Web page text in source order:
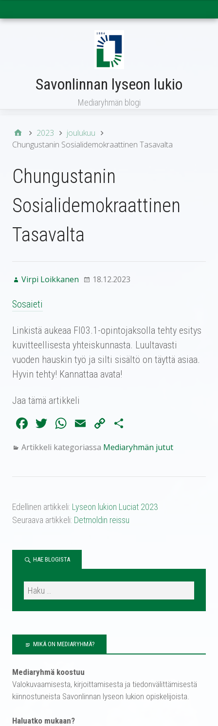
Savonlinnan lyseon lukio
Mediaryhmän blogi
2023
joulukuu
Chungustanin Sosialidemokraattinen Tasavalta
Chungustanin
Sosialidemokraattinen
Tasavalta
Virpi Loikkanen 18.12.2023
Sosaieti
Linkistä aukeaa FI03.1-opintojaksolla tehty esitys
kuvitteellisesta yhteiskunnasta. Luultavasti
vuoden hauskin työ ja silti sisältö on täyttä asiaa.
Hyvin tehty! Kannattaa avata!
Jaa tämä artikkeli
Fa
bo
T
tte
W
ts
E
ail
C
y
e
Artikkeli kategoriassa Mediaryhmän jutut
Edellinen artikkeli: Lyseon lukion Luciat 2023
Seuraava artikkeli: Detmoldin reissu
HAE BLOGISTA
MIKÄ ON MEDIARYHMÄ?
Mediaryhmä koostuu
Valokuvaamisesta, kirjoittamisesta ja tiedonvälittämisestä
kiinnostuneista Savonlinnan lyseon lukion opiskelijoista.
Haluatko mukaan?